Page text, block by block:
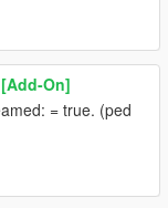
On]
= true. (ped